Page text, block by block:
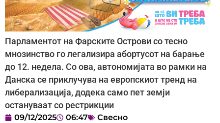
Парламентот на Фарските Острови со тесно
мнозинство го легализира абортусот на барање
до 12. недела. Со ова, автономијата во рамки на
Данска се приклучува на европскиот тренд на
либерализација, додека само пет земји
остануваат со рестрикции
09/12/2025 06:47 Свесно